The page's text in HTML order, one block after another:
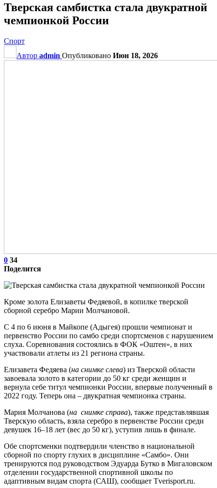
Тверская самбистка стала двукратной
чемпионкой России
Спорт
Автор admin Опубликовано Июн 18, 2026
0 34
Поделится
Кроме золота Елизаветы Федяевой, в копилке тверской
сборной серебро Марии Молчановой.
С 4 по 6 июня в Майкопе (Адыгея) прошли чемпионат и
первенство России по самбо среди спортсменов с нарушением
слуха. Соревнования состоялись в ФОК «Оштен», в них
участвовали атлеты из 21 региона страны.
Елизавета Федяева (на снимке слева) из Тверской области
завоевала золото в категории до 50 кг среди женщин и
вернула себе титул чемпионки России, впервые полученный в
2022 году. Теперь она – двукратная чемпионка страны.
Мария Молчанова (на снимке справа), также представлявшая
Тверскую область, взяла серебро в первенстве России среди
девушек 16–18 лет (вес до 50 кг), уступив лишь в финале.
Обе спортсменки подтвердили членство в национальной
сборной по спорту глухих в дисциплине «Самбо». Они
тренируются под руководством Эдуарда Бутко в Мигаловском
отделении государственной спортивной школы по
адаптивным видам спорта (САШ), сообщает Tverisport.ru.